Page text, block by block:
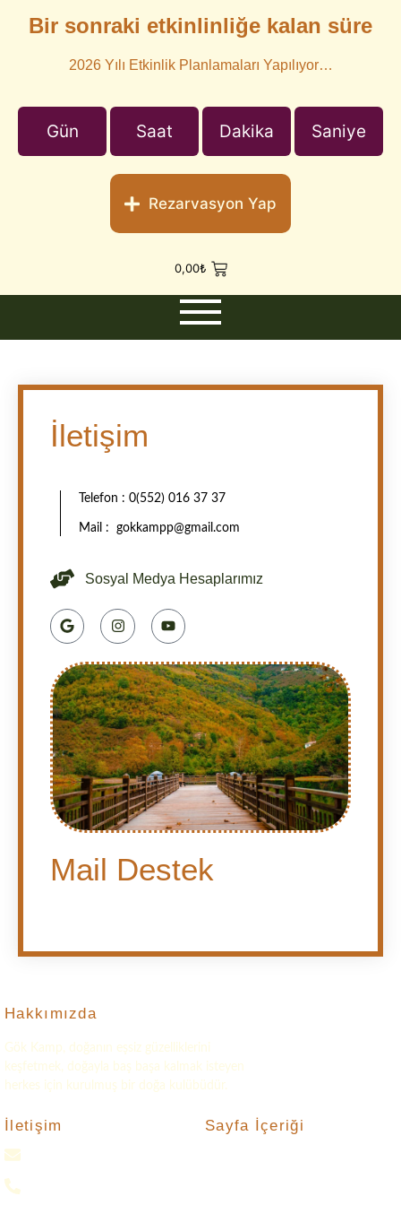
Bir sonraki etkinlinliğe kalan süre
2026 Yılı Etkinlik Planlamaları Yapılıyor…
Gün Saat Dakika Saniye
Rezarvasyon Yap
0,00₺
İletişim
Telefon : 0(552) 016 37 37
Mail : gokkampp@gmail.com
Sosyal Medya Hesaplarımız
Mail Destek
Hakkımızda
Gök Kamp, doğanın eşsiz güzelliklerini
keşfetmek, doğayla baş başa kalmak isteyen
herkes için kurulmuş bir doğa kulübüdür.
İletişim Sayfa İçeriği